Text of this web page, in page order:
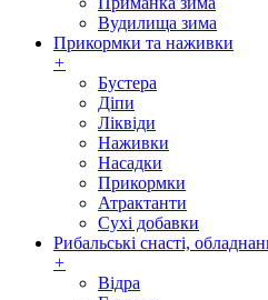
Вудилища зима
Прикормки та наживки
+
Бустера
Діпи
Ліквіди
Наживки
Насадки
Прикормки
Атрактанти
Сухі добавки
Рибальські снасті,
+
Відра